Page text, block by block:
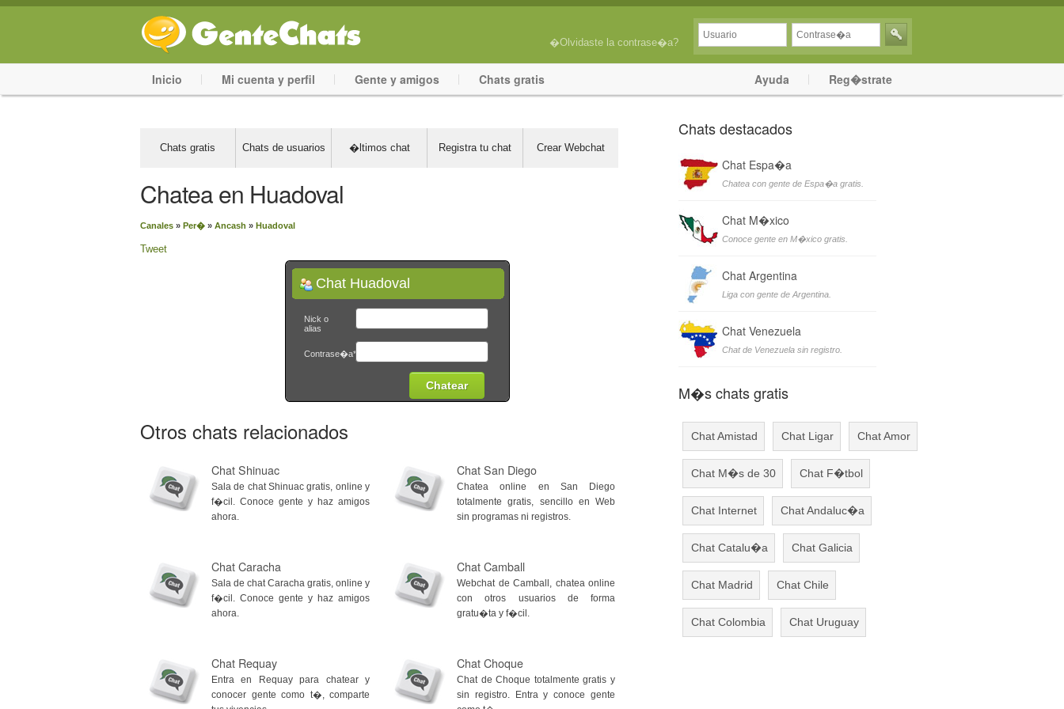
�Olvidaste la contrase�a?
Inicio Mi cuenta y perfil Gente y amigos Chats gratis Ayuda Reg�strate
Chats gratis Chats de usuarios �ltimos chat Registra tu chat Crear Webchat
Chatea en Huadoval
Canales » Per� » Ancash » Huadoval
Tweet
Chat Huadoval
Nick o
alias
Contrase�a*
Otros chats relacionados
Chat Shinuac
Sala de chat Shinuac gratis, online y
f�cil. Conoce gente y haz amigos
ahora.
Chat San Diego
Chatea online en San Diego
totalmente gratis, sencillo en Web
sin programas ni registros.
Chat Caracha
Sala de chat Caracha gratis, online y
f�cil. Conoce gente y haz amigos
ahora.
Chat Camball
Webchat de Camball, chatea online
con otros usuarios de forma
gratu�ta y f�cil.
Chat Requay
Entra en Requay para chatear y
conocer gente como t�, comparte
Chat Choque
Chat de Choque totalmente gratis y
sin registro. Entra y conoce gente
Chats destacados
Chat Espa�a
Chatea con gente de Espa�a gratis.
Chat M�xico
Conoce gente en M�xico gratis.
Chat Argentina
Liga con gente de Argentina.
Chat Venezuela
Chat de Venezuela sin registro.
M�s chats gratis
Chat Amistad Chat Ligar Chat Amor
Chat M�s de 30 Chat F�tbol
Chat Internet Chat Andaluc�a
Chat Catalu�a Chat Galicia
Chat Madrid Chat Chile
Chat Colombia Chat Uruguay